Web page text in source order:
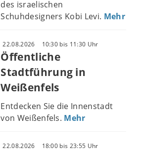
des israelischen
Schuhdesigners Kobi Levi. Mehr
22.08.2026 10:30 bis 11:30 Uhr
Öffentliche
Stadtführung in
Weißenfels
Entdecken Sie die Innenstadt
von Weißenfels. Mehr
22.08.2026 18:00 bis 23:55 Uhr